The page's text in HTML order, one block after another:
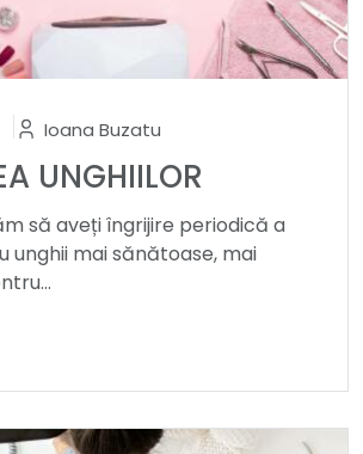
Ioana Buzatu
UNGHIILOR
să aveți îngrijire periodică a
unghii mai sănătoase, mai